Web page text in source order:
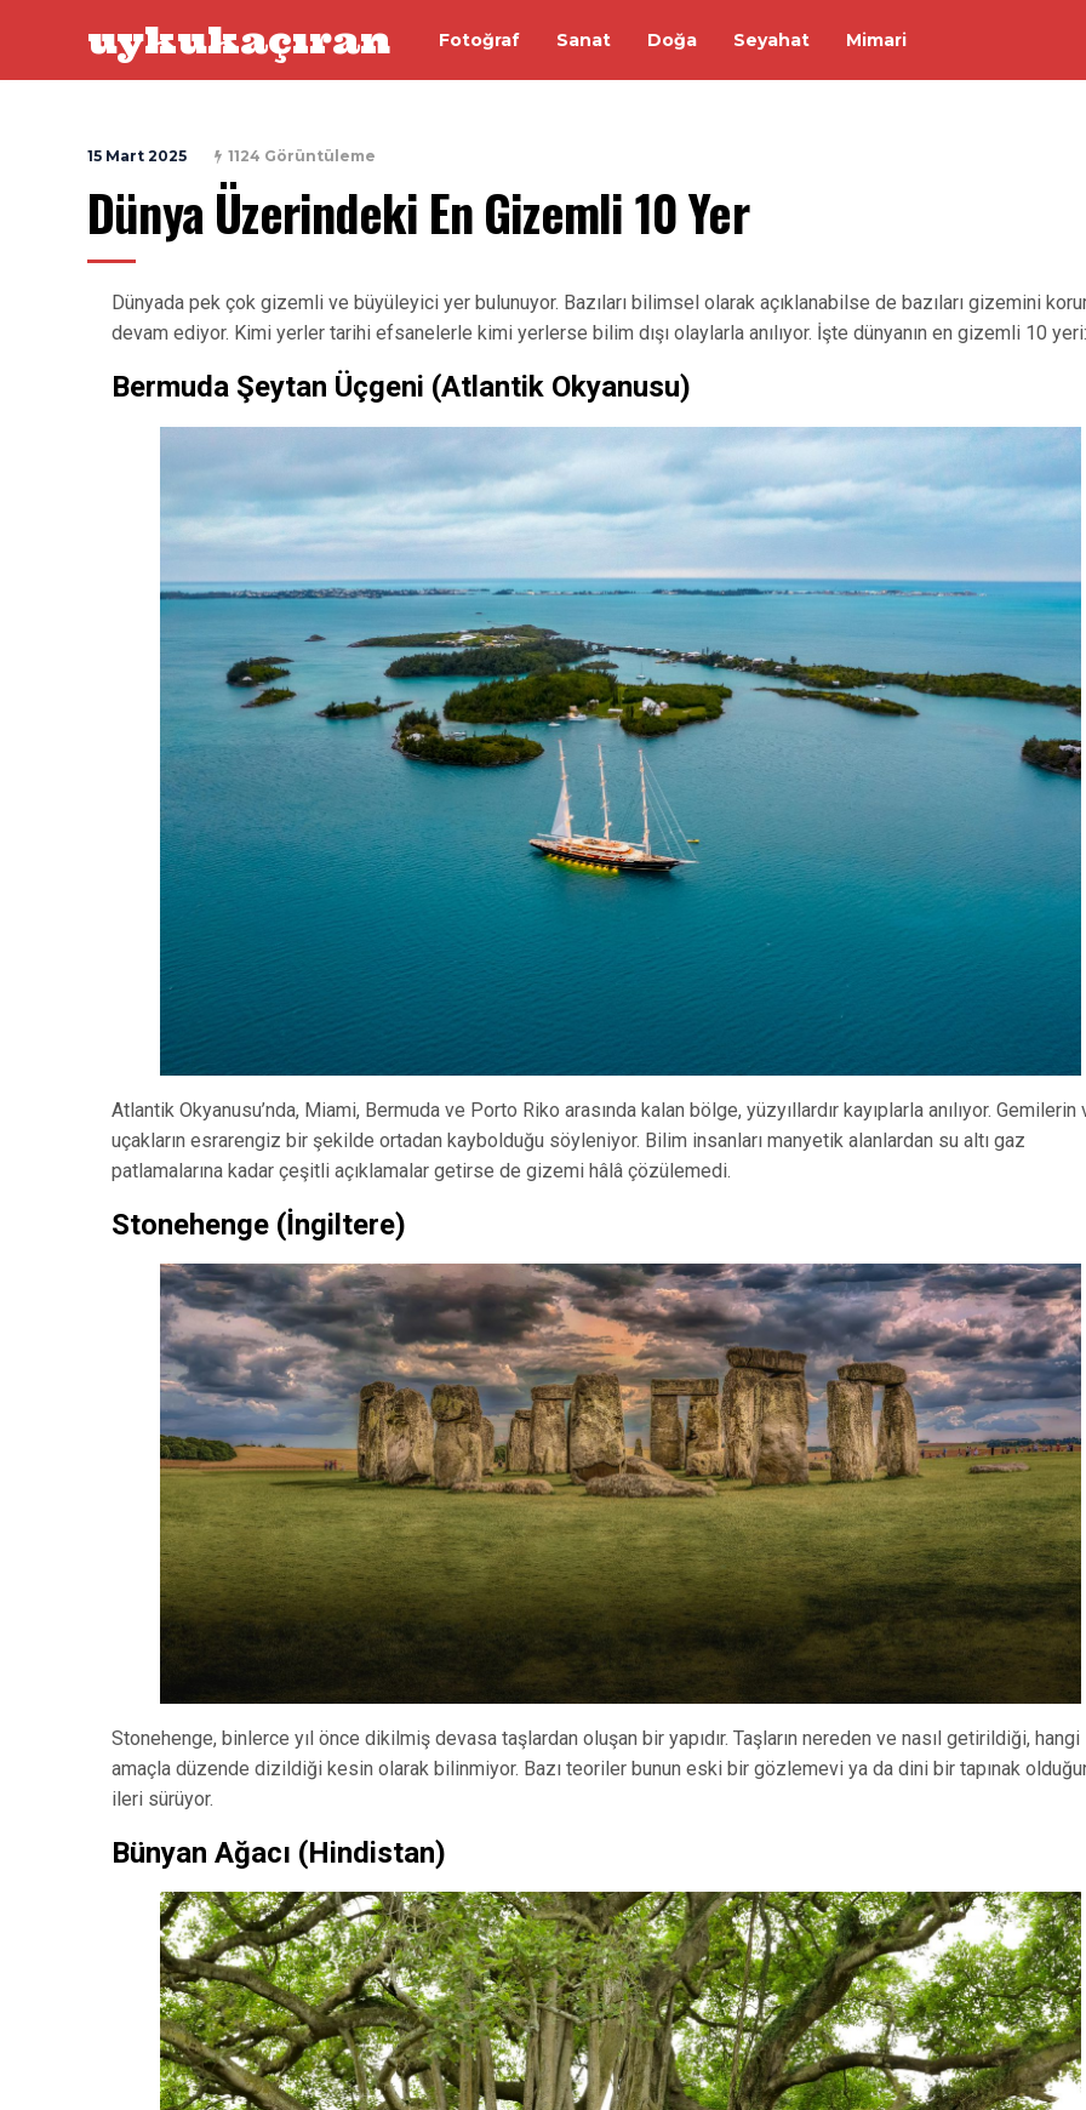
uykukaçıran Fotoğraf Sanat Doğa Seyahat Mimari
15 Mart 2025 1124 Görüntüleme
Dünya Üzerindeki En Gizemli 10 Yer
Dünyada pek çok gizemli ve büyüleyici yer bulunuyor. Bazıları bilimsel olarak açıklanabilse de bazıları gizemini
devam ediyor. Kimi yerler tarihi efsanelerle kimi yerlerse bilim dışı olaylarla anılıyor. İşte dünyanın en gizemli 10
Bermuda Şeytan Üçgeni (Atlantik Okyanusu)
Atlantik Okyanusu’nda, Miami, Bermuda ve Porto Riko arasında kalan bölge, yüzyıllardır kayıplarla anılıyor. Gemilerin
uçakların esrarengiz bir şekilde ortadan kaybolduğu söyleniyor. Bilim insanları manyetik alanlardan su altı gaz
patlamalarına kadar çeşitli açıklamalar getirse de gizemi hâlâ çözülemedi.
Stonehenge (İngiltere)
Stonehenge, binlerce yıl önce dikilmiş devasa taşlardan oluşan bir yapıdır. Taşların nereden ve nasıl getirildiği, hangi
amaçla düzende dizildiği kesin olarak bilinmiyor. Bazı teoriler bunun eski bir gözlemevi ya da dini bir tapınak
ileri sürüyor.
Bünyan Ağacı (Hindistan)